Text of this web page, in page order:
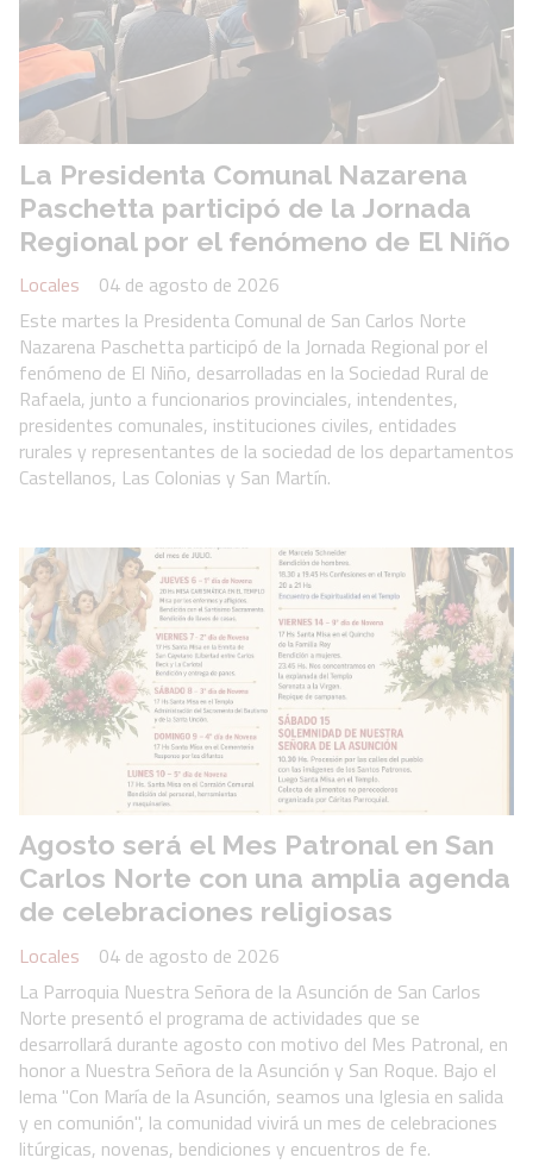
La Presidenta Comunal Nazarena
Paschetta participó de la Jornada
Regional por el fenómeno de El Niño
Locales
04 de agosto de 2026
Este martes la Presidenta Comunal de San Carlos Norte
Nazarena Paschetta participó de la Jornada Regional por el
fenómeno de El Niño, desarrolladas en la Sociedad Rural de
Rafaela, junto a funcionarios provinciales, intendentes,
presidentes comunales, instituciones civiles, entidades
rurales y representantes de la sociedad de los departamentos
Castellanos, Las Colonias y San Martín.
Agosto será el Mes Patronal en San
Carlos Norte con una amplia agenda
de celebraciones religiosas
Locales
04 de agosto de 2026
La Parroquia Nuestra Señora de la Asunción de San Carlos
Norte presentó el programa de actividades que se
desarrollará durante agosto con motivo del Mes Patronal, en
honor a Nuestra Señora de la Asunción y San Roque. Bajo el
lema "Con María de la Asunción, seamos una Iglesia en salida
y en comunión", la comunidad vivirá un mes de celebraciones
litúrgicas, novenas, bendiciones y encuentros de fe.